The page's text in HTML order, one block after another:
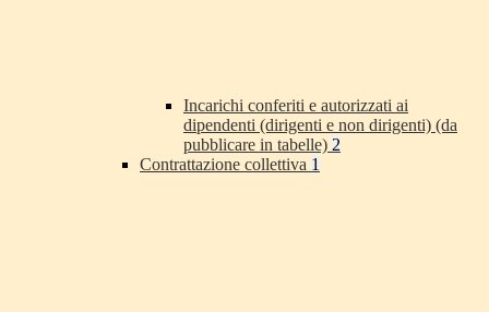
Incarichi conferiti e autorizzati ai
dipendenti (dirigenti e non dirigenti) (da
pubblicare in tabelle) 2
Contrattazione collettiva 1